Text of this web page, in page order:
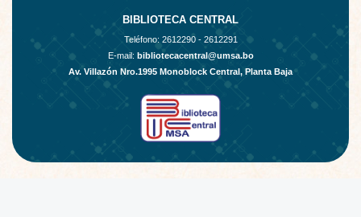
BIBLIOTECA CENTRAL
Teléfono: 2612290 - 2612291
E-mail: bibliotecacentral@umsa.bo
Av. Villazón Nro.1995 Monoblock Central, Planta Baja